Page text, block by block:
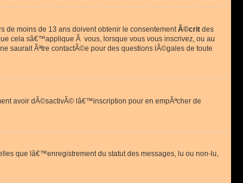
de moins de 13 ans doivent obtenir le consentementÃ©crit des
cela sâ€™applique Ã vous, lorsque vous vous inscrivez, ou au
saurait Ãªtre contactÃ©e pour des questions lÃ©gales de toute
avoir dÃ©sactivÃ© lâ€™inscription pour en empÃªcher de
que lâ€™enregistrement du statut des messages, lu ou non-lu,